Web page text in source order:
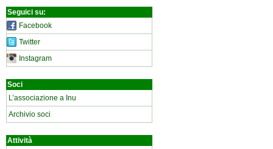
Seguici su:
Facebook
Twitter
Instagram
Soci
L’associazione a Inu
Archivio soci
Attività